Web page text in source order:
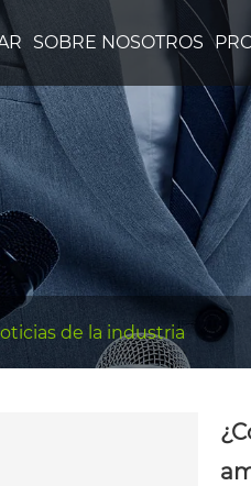
SOBRE NOSOTROS
de la industria